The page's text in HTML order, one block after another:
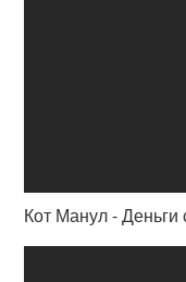
Кот Манул - Деньги